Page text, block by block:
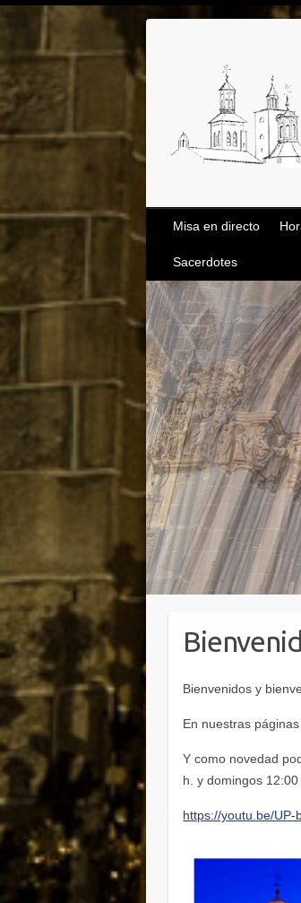
contenido
Misa en directo
Sacerdotes
Bienvenidos y
En nuestras
Y como novedad
h. y domingos 12:00
https://youtu.be/UP-